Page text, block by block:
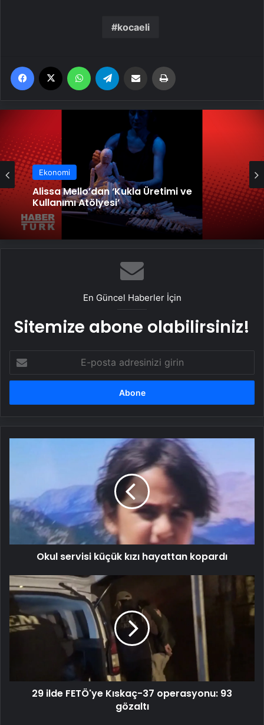
kocaeli
Facebook WhatsApp Email'den paylaş
Ekonomi
Alissa Mello’dan ‘Kukla Üretimi ve
Kullanımı Atölyesi’
En Güncel Haberler İçin
Sitemize abone olabilirsiniz!
posta
adresinizi
kopardı
Okul servisi küçük kızı hayattan kopardı
ilde
Kıskaç-37
operasyonu:
29 ilde FETÖ'ye Kıskaç-37 operasyonu: 93
gözaltı